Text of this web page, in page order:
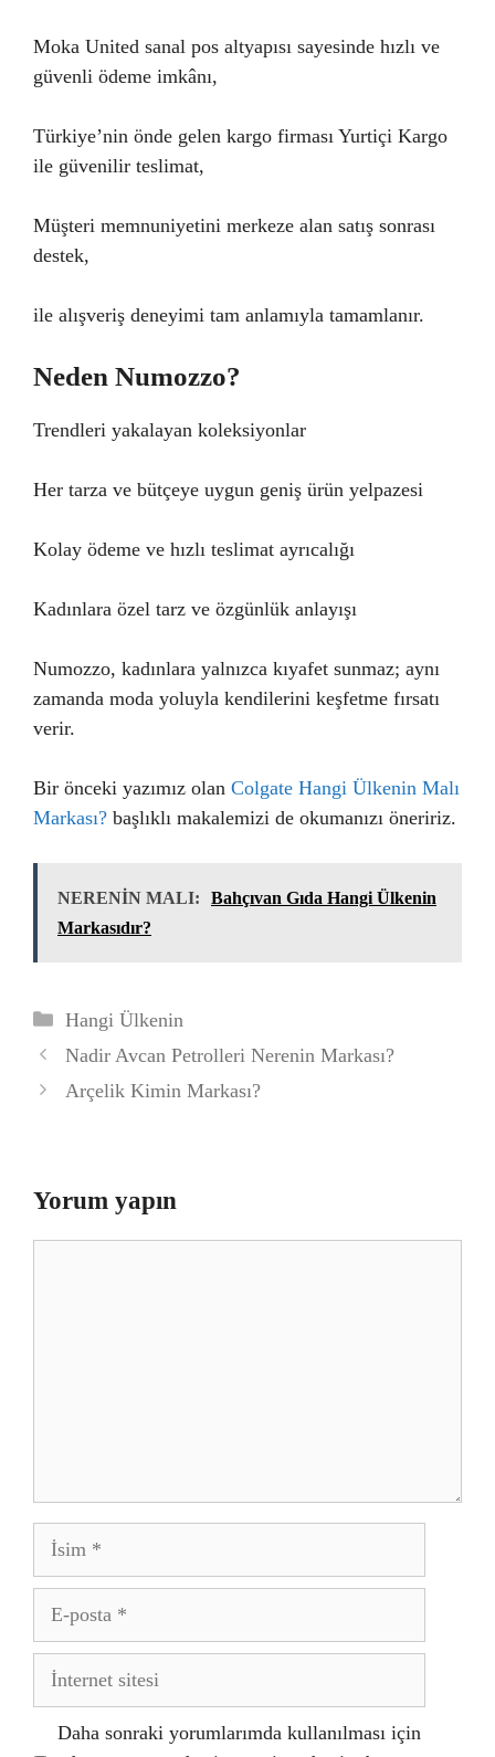
Moka United sanal pos altyapısı sayesinde hızlı ve
güvenli ödeme imkânı,
Türkiye’nin önde gelen kargo firması Yurtiçi Kargo
ile güvenilir teslimat,
Müşteri memnuniyetini merkeze alan satış sonrası
destek,
ile alışveriş deneyimi tam anlamıyla tamamlanır.
Neden Numozzo?
Trendleri yakalayan koleksiyonlar
Her tarza ve bütçeye uygun geniş ürün yelpazesi
Kolay ödeme ve hızlı teslimat ayrıcalığı
Kadınlara özel tarz ve özgünlük anlayışı
Numozzo, kadınlara yalnızca kıyafet sunmaz; aynı
zamanda moda yoluyla kendilerini keşfetme fırsatı
verir.
Bir önceki yazımız olan Colgate Hangi Ülkenin Malı
Markası? başlıklı makalemizi de okumanızı öneririz.
NERENİN MALI:
Bahçıvan Gıda Hangi Ülkenin
Markasıdır?
Kategoriler
Hangi Ülkenin
Nadir Avcan Petrolleri Nerenin Markası?
Arçelik Kimin Markası?
Yorum yapın
İsim
posta
İnternet
Daha sonraki yorumlarımda kullanılması için